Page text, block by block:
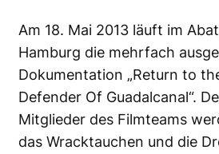
Am 18. Mai 2013 läuft im
Hamburg die mehrfach
Dokumentation „Return to
Defender Of Guadalcanal“.
Mitglieder des Filmteams
das Wracktauchen und die